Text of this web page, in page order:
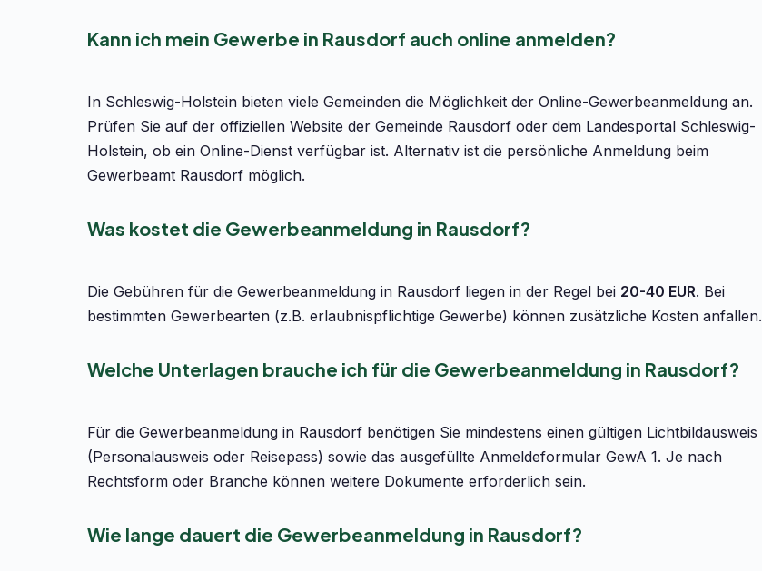
Kann ich mein Gewerbe in Rausdorf auch online anmelden?
In Schleswig-Holstein bieten viele Gemeinden die Möglichkeit der Online-Gewerbeanmeldung an.
Prüfen Sie auf der offiziellen Website der Gemeinde Rausdorf oder dem Landesportal Schleswig-
Holstein, ob ein Online-Dienst verfügbar ist. Alternativ ist die persönliche Anmeldung beim
Gewerbeamt Rausdorf möglich.
Was kostet die Gewerbeanmeldung in Rausdorf?
Die Gebühren für die Gewerbeanmeldung in Rausdorf liegen in der Regel bei 20-40 EUR. Bei
bestimmten Gewerbearten (z.B. erlaubnispflichtige Gewerbe) können zusätzliche Kosten anfallen.
Welche Unterlagen brauche ich für die Gewerbeanmeldung in Rausdorf?
Für die Gewerbeanmeldung in Rausdorf benötigen Sie mindestens einen gültigen Lichtbildausweis
(Personalausweis oder Reisepass) sowie das ausgefüllte Anmeldeformular GewA 1. Je nach
Rechtsform oder Branche können weitere Dokumente erforderlich sein.
Wie lange dauert die Gewerbeanmeldung in Rausdorf?